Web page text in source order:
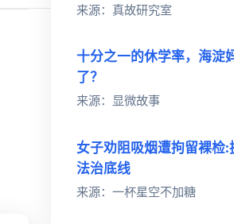
来源：真故研究室
十分之一的休学率，海淀
了？
来源：显微故事
女子劝阻吸烟遭拘留裸检
法治底线
来源：一杯星空不加糖